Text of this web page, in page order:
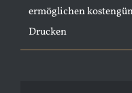
ermöglichen
Drucken